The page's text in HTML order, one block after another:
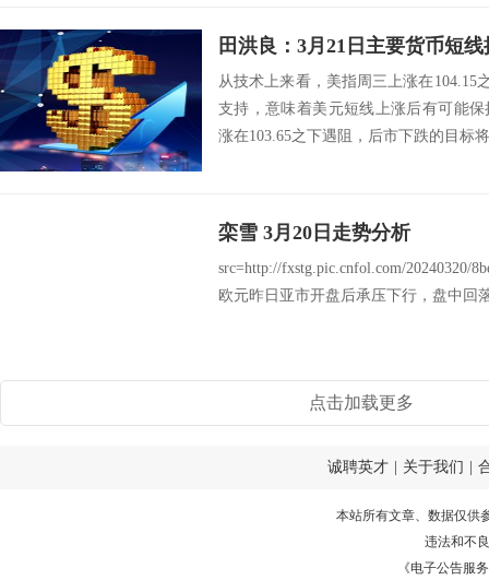
田洪良：3月21日主要货币
从技术上来看，美指周三上涨在104.15
支持，意味着美元短线上涨后有可能
涨在103.65之下遇阻，后市下跌的目标
栾雪 3月20日走势分析
src=http://fxstg.pic.cnfol.com/20240320/
欧元昨日亚市开盘后承压下行，盘中回
点击加载更多
诚聘英才 关于我们
本站所有文章、数据仅供
违法和不
《电子公告服务